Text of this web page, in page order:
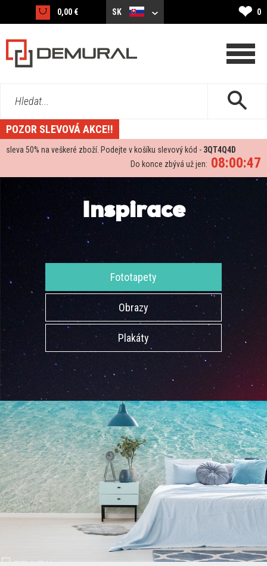
0,00 € SK ❤ 0
Hledat...
POZOR SLEVOVÁ AKCE!!
sleva 50% na veškeré zboží. Podejte v košíku slevový kód - 3QT4Q4D
08:00:45
Do konce zbývá už jen:
Inspirace
Fototapety
Obrazy
Plakáty